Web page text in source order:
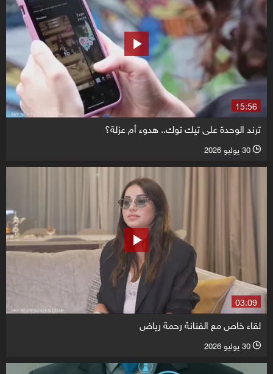
15:56
ترند الوحدة على تيك توك.. هدوء أم عزلة؟
l 30 يوليو 2026
03:09
لقاء خاص مع الفنانة رحمة رياض
l 30 يوليو 2026